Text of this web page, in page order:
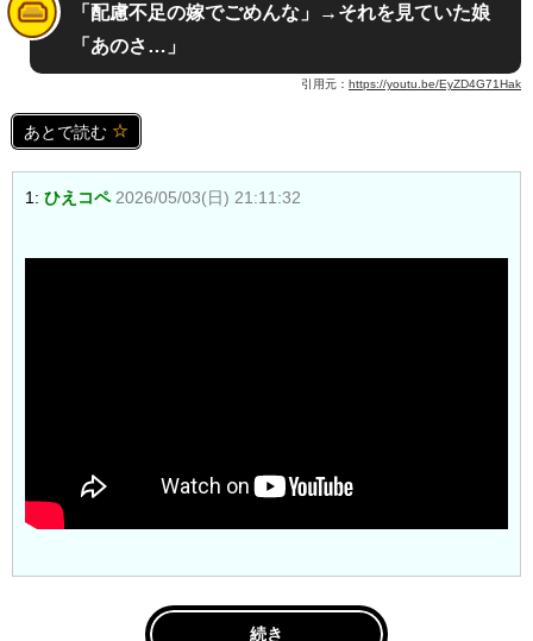
「配慮不足の嫁でごめんな」→それを見ていた娘
「あのさ…」
引用元： https://youtu.be/EyZD4G71Hak
あとで読む
1: ひえコペ 2026/05/03(日) 21:11:32
続き